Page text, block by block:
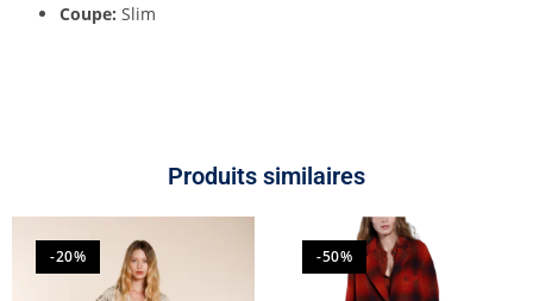
Coupe: Slim
Produits similaires
-20% -50%